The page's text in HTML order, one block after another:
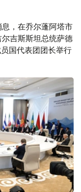
，在乔尔蓬阿塔市
吉斯斯坦总统萨德
国代表团团长举行